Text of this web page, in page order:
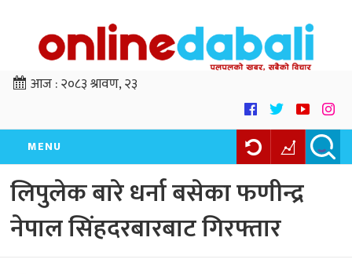
आज :२०८३ श्रावण, २३
MENU
लिपुलेक बारे धर्ना बसेका फणीन्द्र
नेपाल सिंहदरबारबाट गिरफ्तार